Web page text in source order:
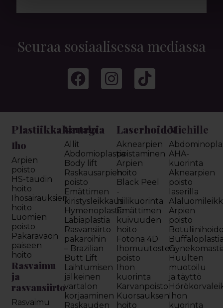
Seuraa sosiaalisessa mediassa
Plastiikkakirurgia
Iho
Arpien
poisto
HS-taudin
hoito
Ihosairauksien
hoito
Luomien
poisto
Pakaravaon
paiseen
hoito
Rasvaimu
ja
rasvansiirto
Rasvaimu
Vartalo
Allit
Abdomioplastia
Body lift
Raskausarpien
poisto
Emättimen
kiristysleikkaus
Hymenoplastia
Labiaplastia
Rasvansiirto
pakaroihin
– Brazilian
Butt Lift
Laihtumisen
jälkeinen
vartalon
korjaaminen
Raskauden
Laserhoidot
Aknearpien
poistaminen
Arpien
hoito
Black Peel
-
hiilikuorinta
Emättimen
kuivuuden
hoito
Fotona 4D
Ihomuutosten
poisto
Ihon
kuorinta
Karvanpoisto
Kuorsauksen
hoito
Miehille
AHA-
kuorinta
Aknearpien
poisto
laserilla
Arpien
poisto
Huulten
muotoilu
ja täyttö
Ihon
kuorinta